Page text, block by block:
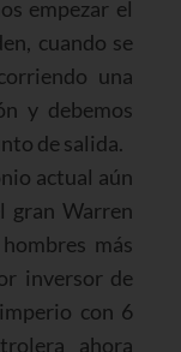
empezar el
cuando se
una
y debemos
de salida.
actual aún
gran Warren
más
inversor de
con 6
ahora